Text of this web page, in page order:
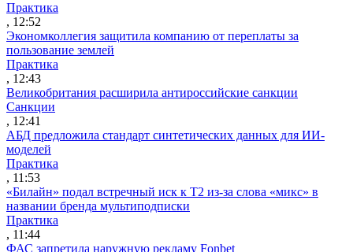
Практика
, 12:52
Экономколлегия защитила компанию от переплаты за
пользование землей
Практика
, 12:43
Великобритания расширила антироссийские санкции
Санкции
, 12:41
АБД предложила стандарт синтетических данных для ИИ-
моделей
Практика
, 11:53
«Билайн» подал встречный иск к Т2 из-за слова «микс» в
названии бренда мультиподписки
Практика
, 11:44
ФАС запретила наружную рекламу Fonbet